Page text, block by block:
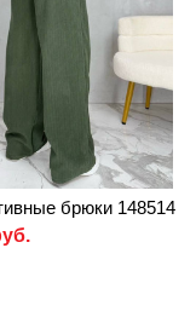
брюки 148514